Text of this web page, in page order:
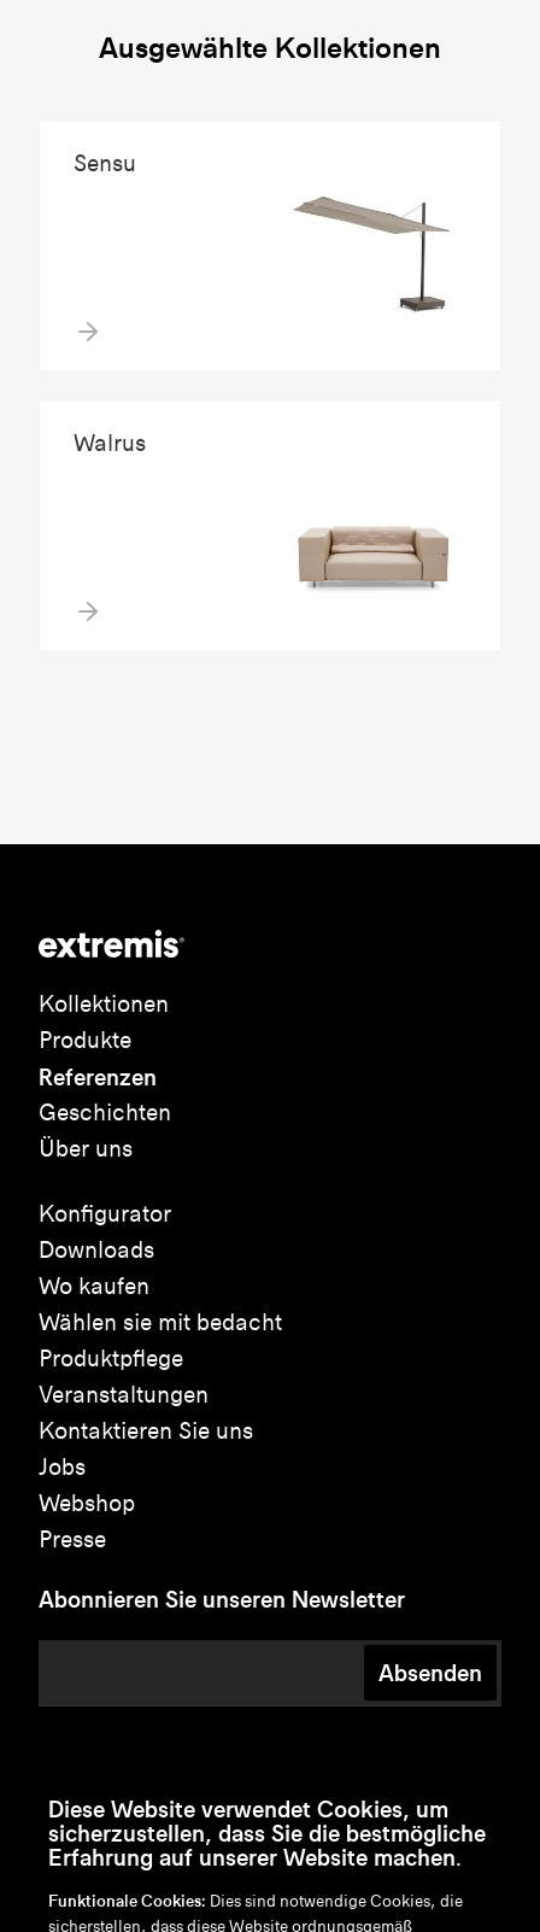
Ausgewählte Kollektionen
Sensu
Walrus
Kollektionen
Produkte
Referenzen
Geschichten
Über uns
Konfigurator
Downloads
Wo kaufen
Wählen sie mit bedacht
Produktpflege
Veranstaltungen
Kontaktieren Sie uns
Jobs
Webshop
Presse
Abonnieren Sie unseren Newsletter
Absenden
Diese Website verwendet Cookies, um
sicherzustellen, dass Sie die bestmögliche
Erfahrung auf unserer Website machen.
Funktionale Cookies: Dies sind notwendige Cookies, die
sicherstellen, dass diese Website ordnungsgemäß